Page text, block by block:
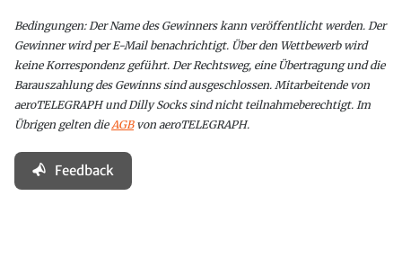
Bedingungen: Der Name des Gewinners kann veröffentlicht werden. Der
Gewinner wird per E-Mail benachrichtigt. Über den Wettbewerb wird
keine Korrespondenz geführt. Der Rechtsweg, eine Übertragung und die
Barauszahlung des Gewinns sind ausgeschlossen. Mitarbeitende von
aeroTELEGRAPH und Dilly Socks sind nicht teilnahmeberechtigt. Im
Übrigen gelten die AGBvon aeroTELEGRAPH.
Feedback